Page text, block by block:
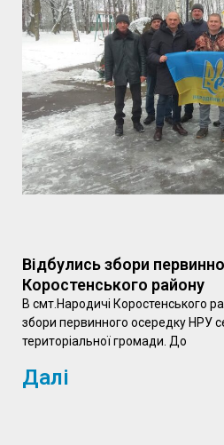
Відбулись збори
Коростенського району
В смт.Народичі Коростенського
збори первинного осередку НРУ
територіальної громади. До
Далі